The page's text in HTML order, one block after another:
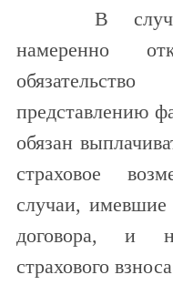
В случае
намеренно
представлению
обязан
страховое
случаи, имевшие
договора, и
страхового